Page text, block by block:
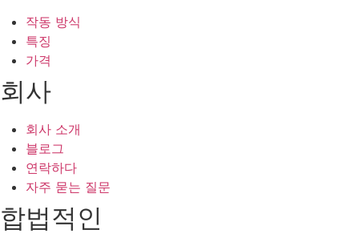
작동 방식
특징
가격
회사
회사 소개
블로그
연락하다
자주 묻는 질문
합법적인